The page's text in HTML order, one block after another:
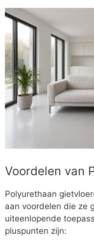
Voordelen van
Polyurethaan
aan voordelen die ze
uiteenlopende
pluspunten zijn: